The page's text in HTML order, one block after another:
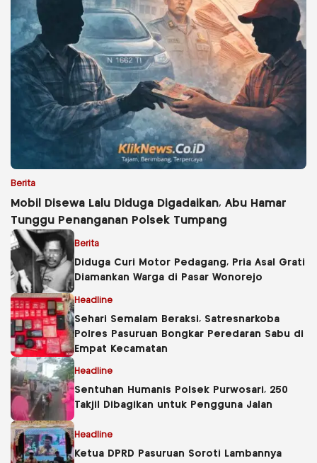
Berita
Mobil Disewa Lalu Diduga Digadaikan, Abu Hamar
Tunggu Penanganan Polsek Tumpang
Berita
Diduga Curi Motor Pedagang, Pria Asal Grati
Diamankan Warga di Pasar Wonorejo
Headline
Sehari Semalam Beraksi, Satresnarkoba
Polres Pasuruan Bongkar Peredaran Sabu di
Empat Kecamatan
Headline
Sentuhan Humanis Polsek Purwosari, 250
Takjil Dibagikan untuk Pengguna Jalan
Headline
Ketua DPRD Pasuruan Soroti Lambannya